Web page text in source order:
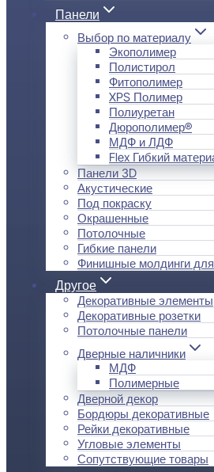
Панели
Выбор по материалу
Экополимер
Полистирол
Фитополимер
XPS Полимер
Полиуретан
Дюрополимер®
МДФ и ЛДФ
Flex Гибкий
Панели 3D
Акустические
Под покраску
Окрашенные
Потолочные
Гибкие панели
Финишные молдинги
Другое
Декоративные элементы
Декоративные розетки
Потолочные панели
Дверные наличники
МДФ
Полимерные
Дверной декор
Бордюры декоративные
Рейки декоративные
Угловые элементы
Сопутствующие товары